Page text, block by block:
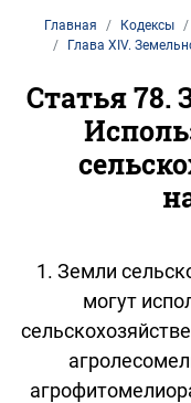
Главная Кодексы
Глава XIV.
Статья 78.
1. Земли
могут